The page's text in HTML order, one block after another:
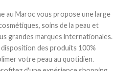
au Maroc vous propose une large
soins de la peau et
grandes marques internationales.
des produits 100%
votre peau au quotidien.